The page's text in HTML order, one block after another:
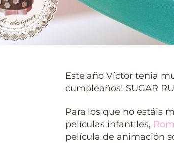
Este año Víctor tenia
cumpleaños! SUGAR
Para los que no estáis
películas infantiles,
película de animación